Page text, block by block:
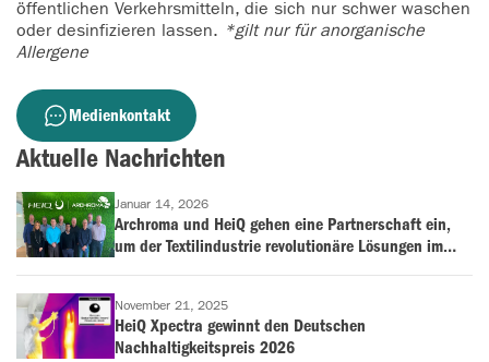
öffentlichen Verkehrsmitteln, die sich nur schwer waschen
oder desinfizieren lassen. *gilt nur für anorganische
Allergene
Medienkontakt
Aktuelle Nachrichten
Januar 14, 2026
Archroma und HeiQ gehen eine Partnerschaft ein,
um der Textilindustrie revolutionäre Lösungen im
November 21, 2025
HeiQ Xpectra gewinnt den Deutschen
Nachhaltigkeitspreis 2026